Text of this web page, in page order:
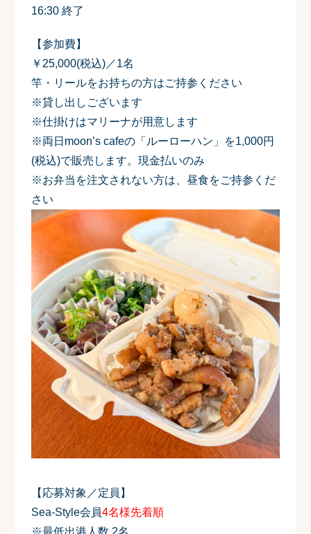
16:30 終了
【参加費】
￥25,000(税込)／1名
竿・リールをお持ちの方はご持参ください
※貸し出しございます
※仕掛けはマリーナが用意します
※両日moon’s cafeの「ルーローハン」
を1,000円
(税込)で販売します。現金払いのみ
※お弁当を注文されない方は、昼食をご持参くだ
さい
【応募対象／定員】
Sea-Style会員4名様先着順
※最低出港人数 2名